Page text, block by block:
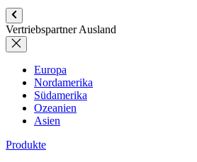
Vertriebspartner Ausland
Europa
Nordamerika
Südamerika
Ozeanien
Asien
Produkte